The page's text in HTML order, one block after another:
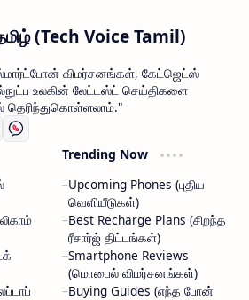
(Tech Voice Tamil)
விமர்சனங்கள், கேட்ஜெட்ஸ்
உலகின் லேட்டஸ்ட் செய்திகளை
தெரிந்துகொள்ளலாம்."
Trending Now
Upcoming Phones (புதிய
வெளியீடுகள்)
Best Recharge Plans (சிறந்த
ரீசார்ஜ் திட்டங்கள்)
Smartphone Reviews
(மொபைல் விமர்சனங்கள்)
Buying Guides (எந்த போன்